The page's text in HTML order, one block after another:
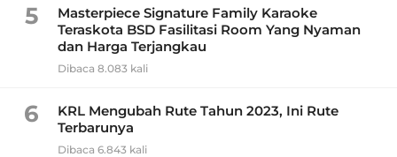
5
Masterpiece Signature Family Karaoke
Teraskota BSD Fasilitasi Room Yang Nyaman
dan Harga Terjangkau
Dibaca 8.083 kali
6
KRL Mengubah Rute Tahun 2023, Ini Rute
Terbarunya
Dibaca 6.843 kali